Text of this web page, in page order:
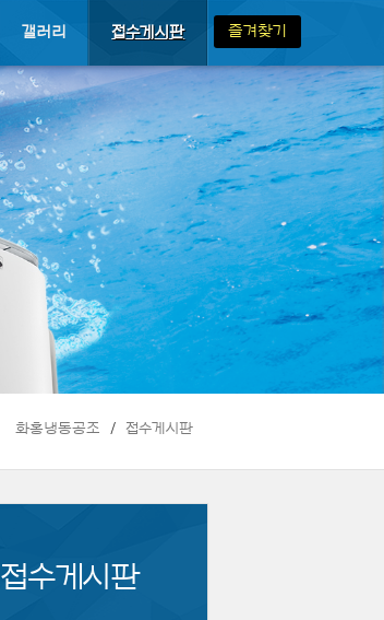
갤러리 접수게시판 즐겨찾기
화홍냉동공조 접수게시판
접수게시판